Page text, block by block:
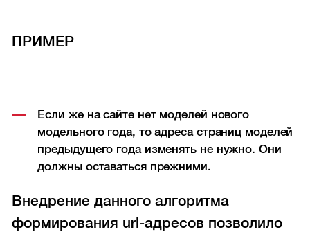
ПРИМЕР
Если же на сайте нет моделей нового
модельного года, то адреса страниц моделей
предыдущего года изменять не нужно. Они
должны оставаться прежними.
Внедрение данного алгоритма
формирования url-адресов позволило